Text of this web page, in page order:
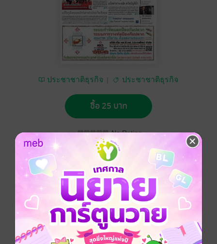
ประชาชาติธุรกิจ ประชาชาติธุรกิจ
ซื้อ 25 บาท
No Rating
อยากได้ ซื้อเป็นของขวัญ ติดตาม แชร์
ประชาชาติธุรกิจ วันจันทร์ที่ 27 กุมภาพันธ์ พ.ศ.2566
ประเภทไฟล์ pdf